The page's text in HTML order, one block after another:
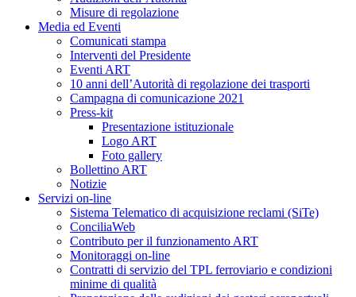
Misure di regolazione
Media ed Eventi
Comunicati stampa
Interventi del Presidente
Eventi ART
10 anni dell’Autorità di regolazione dei trasporti
Campagna di comunicazione 2021
Press-kit
Presentazione istituzionale
Logo ART
Foto gallery
Bollettino ART
Notizie
Servizi on-line
Sistema Telematico di acquisizione reclami (SiTe)
ConciliaWeb
Contributo per il funzionamento ART
Monitoraggi on-line
Contratti di servizio del TPL ferroviario e condizioni
minime di qualità